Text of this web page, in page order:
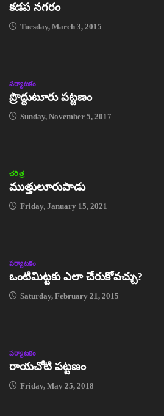
కడప నగరం
Tuesday, March 3, 2015
పర్యాటకం
ప్రొద్దుటూరు పట్టణం
Sunday, November 5, 2017
చరిత్ర
ముత్తులూరుపాడు
Friday, January 15, 2021
పర్యాటకం
ఒంటిమిట్టకు ఎలా చేరుకోవచ్చు?
Saturday, February 21, 2015
పర్యాటకం
రాయచోటి పట్టణం
Friday, May 25, 2018